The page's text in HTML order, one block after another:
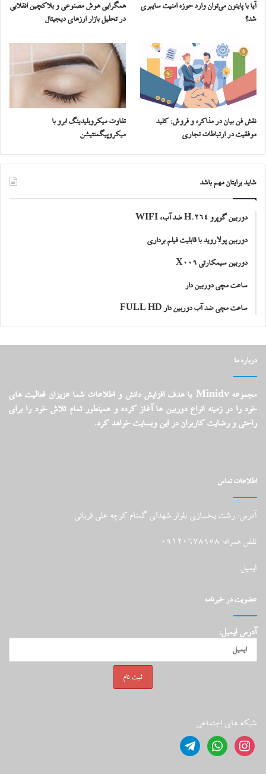
آیا با پایتون می‌توان وارد حوزه امنیت سایبری
شد؟
همگرایی هوش مصنوعی و بلاکچین انقلابی
در تحلیل بازار ارزهای دیجیتال
نقش فن بیان در مذاکره و فروش: کلید
موفقیت در ارتباطات تجاری
تفاوت میکروبلیدینگ ابرو با
میکروپیگمنتیشن
شاید برایتان مهم باشد
دوربین گوپرو H.264 ضد آب، WIFI
دوربین پولاروید با قابلیت فیلم برداری
دوربین سیمکارتی X009
ساعت مچی دوربین دار
ساعت مچی ضد آب دوربین دار FULL HD
درباره ما
مجموعه Minidv با هدف افزایش دانش و اطلاعات شما عزیزان فعالیت های
خود را در زمینه انواع دوربین ها آغاز کرده و همینطور تمام تلاش خود را برای
راحتی و رضایت کاربران در این وبسایت خواهد کرد.
اطلاعات تماس
آدرس: رشت یخسازی بلوار شهدای گمنام کوچه علی قربانی
تلفن همراه: 09120678958
ایمیل:
عضویت در خبرنامه
آدرس ایمیل:
شبکه های اجتماعی
instagram
whatsapp
telegram